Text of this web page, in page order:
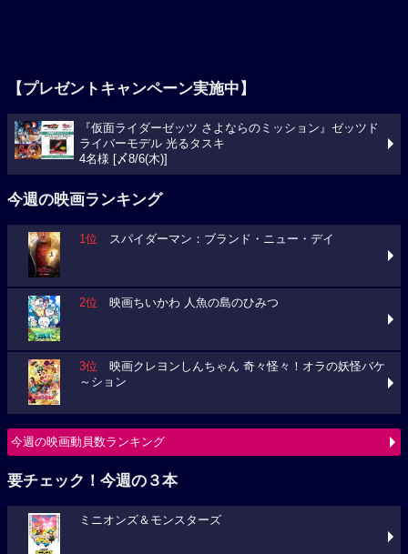
【プレゼントキャンペーン実施中】
『仮面ライダーゼッツ さよならのミッション』ゼッツド
ライバーモデル 光るタスキ
4名様 [〆8/6(木)]
今週の映画ランキング
1位 スパイダーマン：ブランド・ニュー・デイ
2位 映画ちいかわ 人魚の島のひみつ
3位 映画クレヨンしんちゃん 奇々怪々！オラの妖怪バケ
～ション
今週の映画動員数ランキング
要チェック！今週の３本
ミニオンズ＆モンスターズ